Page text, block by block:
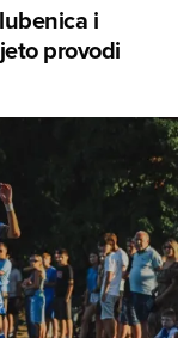
i
provodi